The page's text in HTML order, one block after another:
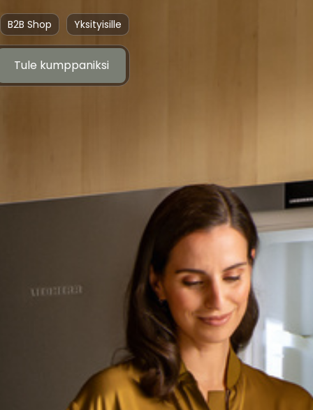
B2B Shop Yksityisille
Tule kumppaniksi
Tule kumppaniksi